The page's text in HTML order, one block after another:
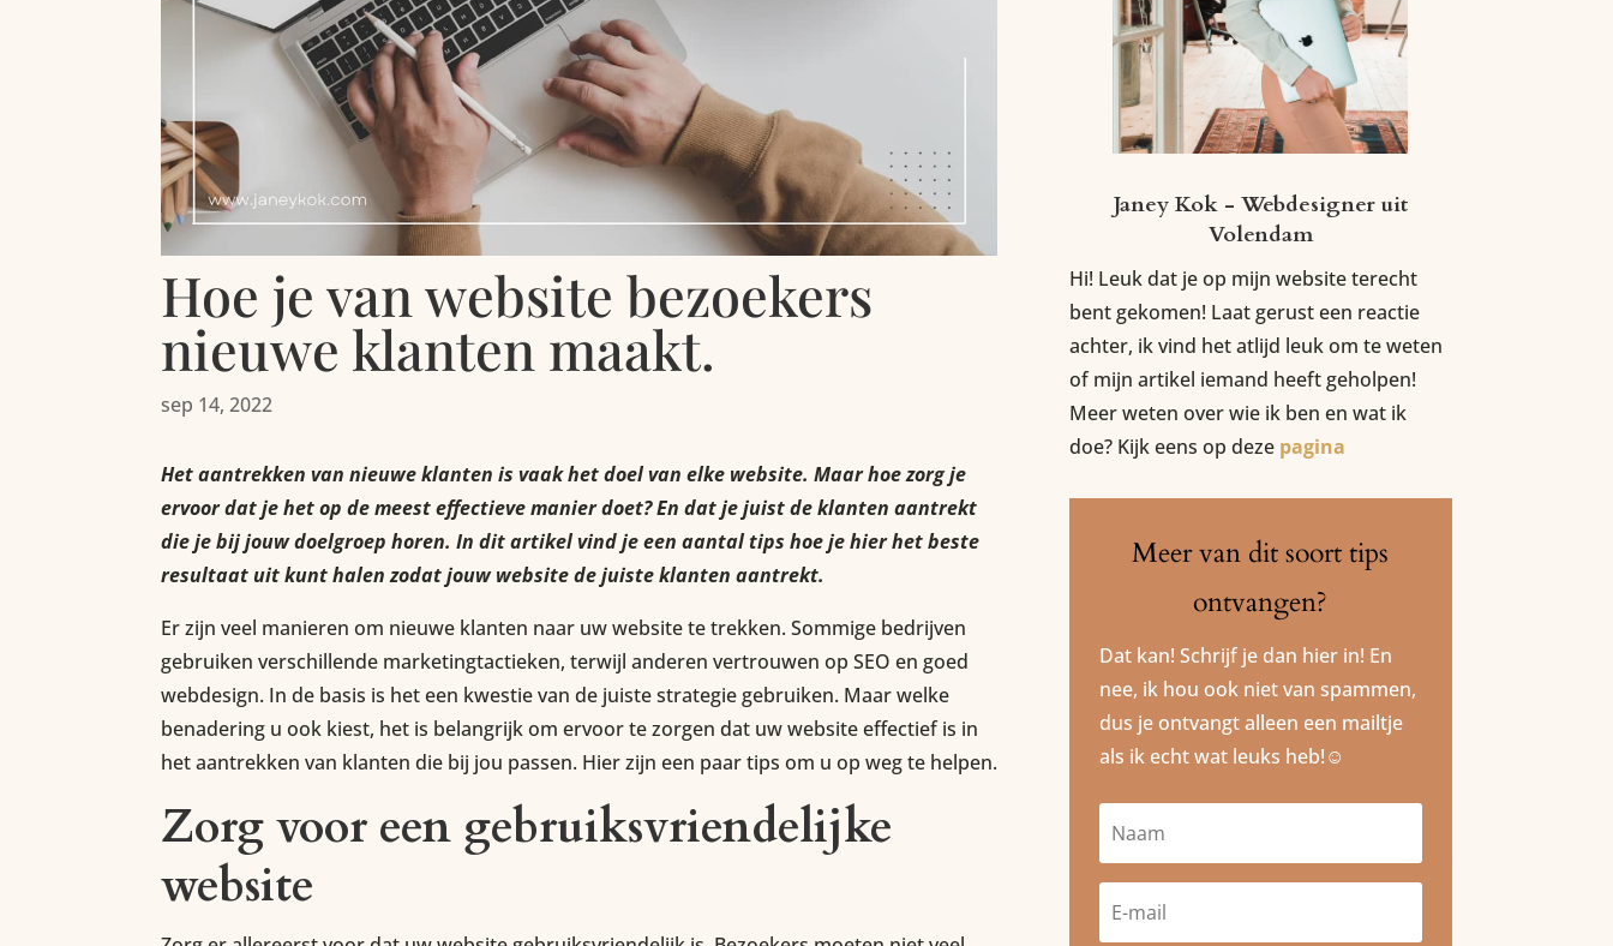
Hoe je van website bezoekers
nieuwe klanten maakt.
sep 14, 2022
Het aantrekken van nieuwe klanten is vaak het doel van elke website. Maar hoe zorg je
ervoor dat je het op de meest effectieve manier doet? En dat je juist de klanten aantrekt
die je bij jouw doelgroep horen. In dit artikel vind je een aantal tips hoe je hier het beste
resultaat uit kunt halen zodat jouw website de juiste klanten aantrekt.
Er zijn veel manieren om nieuwe klanten naar uw website te trekken. Sommige bedrijven
gebruiken verschillende marketingtactieken, terwijl anderen vertrouwen op SEO en goed
webdesign. In de basis is het een kwestie van de juiste strategie gebruiken. Maar welke
benadering u ook kiest, het is belangrijk om ervoor te zorgen dat uw website effectief is in
het aantrekken van klanten die bij jou passen. Hier zijn een paar tips om u op weg te helpen.
Zorg voor een gebruiksvriendelijke
website
Janey Kok - Webdesigner uit
Volendam
Hi! Leuk dat je op mijn website terecht
bent gekomen! Laat gerust een reactie
achter, ik vind het atlijd leuk om te weten
of mijn artikel iemand heeft geholpen!
Meer weten over wie ik ben en wat ik
doe? Kijk eens op deze pagina
Meer van dit soort tips
ontvangen?
Dat kan! Schrijf je dan hier in! En
nee, ik hou ook niet van spammen,
dus je ontvangt alleen een mailtje
als ik echt wat leuks heb!☺️